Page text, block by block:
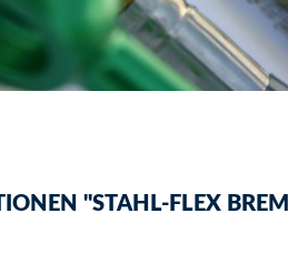
"STAHL-FLEX